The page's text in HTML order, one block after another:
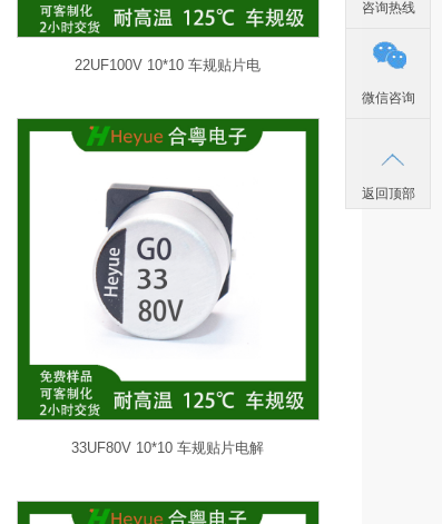
22UF100V 10*10 车规贴片电
33UF80V 10*10 车规贴片电解
咨询热线
微信咨询
返回顶部